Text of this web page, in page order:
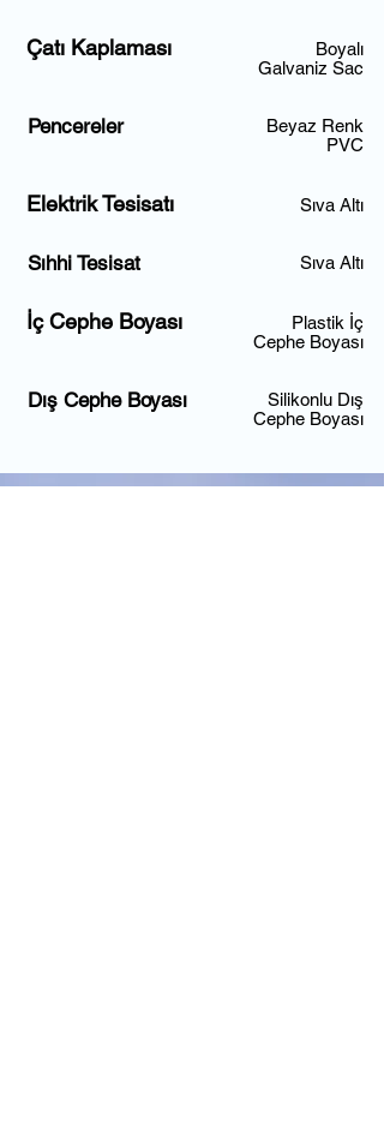
Çatı Kaplaması
Pencereler
Boyalı
Galvaniz Sac
Beyaz Renk
PVC
Elektrik Tesisatı
Sıhhi Tesisat
Sıva Altı
Sıva Altı
İç Cephe Boyası
Dış Cephe Boyası
Plastik İç
Cephe Boyası
Silikonlu Dış
Cephe Boyası